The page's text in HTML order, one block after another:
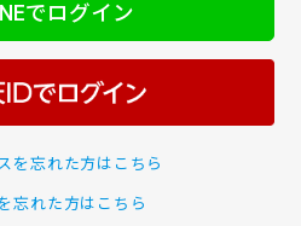
でログイン
を忘れた方はこちら
忘れた方はこちら